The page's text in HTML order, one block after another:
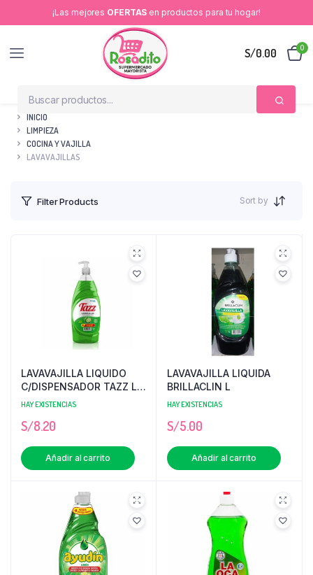
¡Las mejores OFERTAS en productos para tu hogar!
S/0.00 0
INICIO
LIMPIEZA
COCINA Y VAJILLA
LAVAVAJILLAS
Filter Products Sort by
LAVAVAJILLA LIQUIDO
C/DISPENSADOR TAZZ LT
PRECIO POR MAYOR
HAY EXISTENCIAS
S/8.20
Añadir al carrito
LAVAVAJILLA LIQUIDA
BRILLACLIN L
HAY EXISTENCIAS
S/5.00
Añadir al carrito